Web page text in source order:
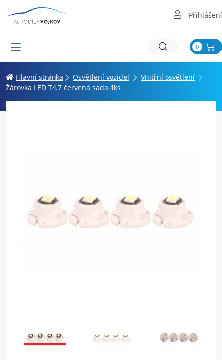
Přihlášení
0
Hlavní stránka Osvětlení vozidel
Vnitřní osvětlení
Žárovka LED T4.7 červená sada 4ks